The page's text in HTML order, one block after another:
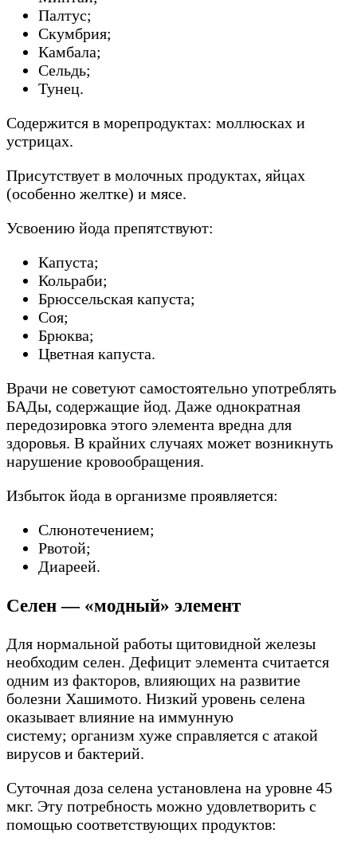
Палтус;
Скумбрия;
Камбала;
Сельдь;
Тунец.
Содержится в морепродуктах: моллюсках и
устрицах.
Присутствует в молочных продуктах, яйцах
(особенно желтке) и мясе.
Усвоению йода препятствуют:
Капуста;
Кольраби;
Брюссельская капуста;
Соя;
Брюква;
Цветная капуста.
Врачи не советуют самостоятельно употреблять
БАДы, содержащие йод. Даже однократная
передозировка этого элемента вредна для
здоровья. В крайних случаях может возникнуть
нарушение кровообращения.
Избыток йода в организме проявляется:
Слюнотечением;
Рвотой;
Диареей.
Селен — «модный» элемент
Для нормальной работы щитовидной железы
необходим селен. Дефицит элемента считается
одним из факторов, влияющих на развитие
болезни Хашимото. Низкий уровень селена
оказывает влияние на иммунную
систему; организм хуже справляется с атакой
вирусов и бактерий.
Суточная доза селена установлена ​​на уровне 45
мкг. Эту потребность можно удовлетворить с
помощью соответствующих продуктов: